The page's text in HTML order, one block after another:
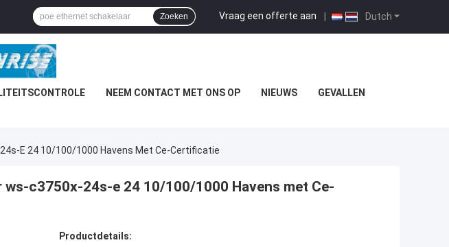
Dutch
Vraag een offerte aan |
Zoeken
NEEM CONTACT MET ONS OP NIEUWS GEVALLEN
E 24 10/100/1000 Havens Met Ce-Certificatie
c3750x-24s-e 24 10/100/1000 Havens met Ce-
Productdetails: